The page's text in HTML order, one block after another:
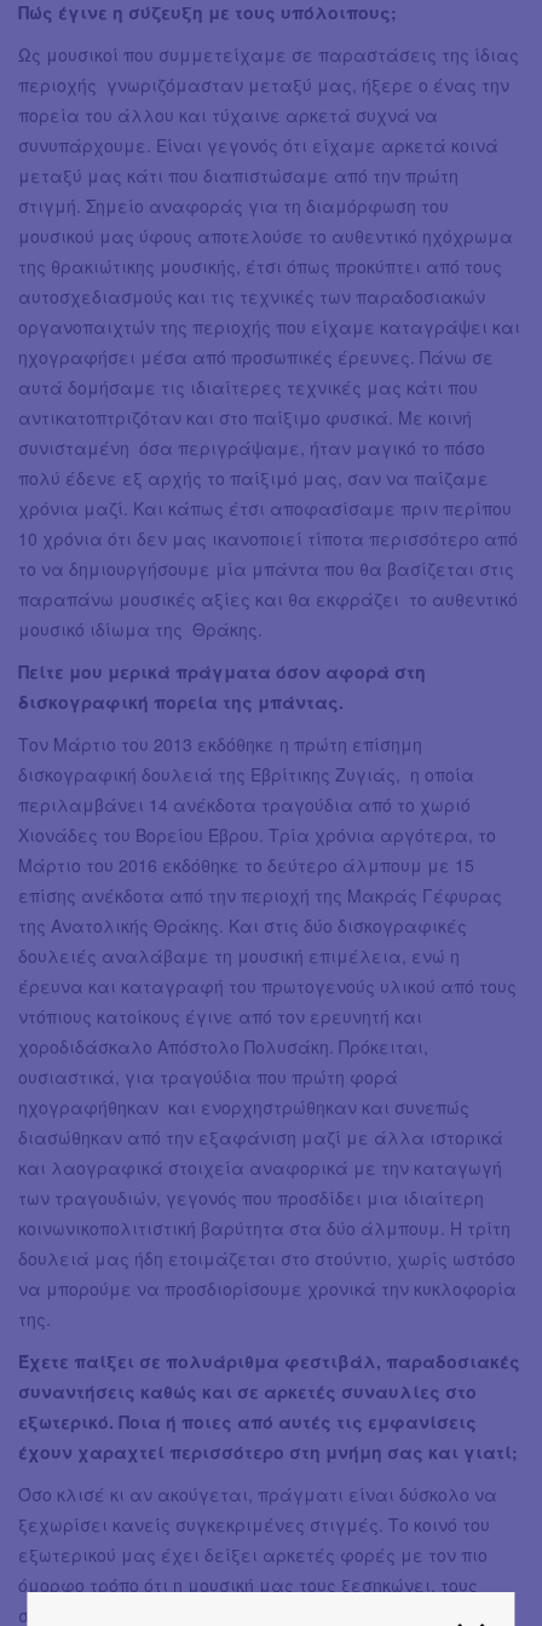
Πώς έγινε η σύζευξη με τους υπόλοιπους;
Ως μουσικοί που συμμετείχαμε σε παραστάσεις της ίδιας
περιοχής γνωριζόμασταν μεταξύ μας, ήξερε ο ένας την
πορεία του άλλου και τύχαινε αρκετά συχνά να
συνυπάρχουμε. Είναι γεγονός ότι είχαμε αρκετά κοινά
μεταξύ μας κάτι που διαπιστώσαμε από την πρώτη
στιγμή. Σημείο αναφοράς για τη διαμόρφωση του
μουσικού μας ύφους αποτελούσε το αυθεντικό ηχόχρωμα
της θρακιώτικης μουσικής, έτσι όπως προκύπτει από τους
αυτοσχεδιασμούς και τις τεχνικές των παραδοσιακών
οργανοπαιχτών της περιοχής που είχαμε καταγράψει και
ηχογραφήσει μέσα από προσωπικές έρευνες. Πάνω σε
αυτά δομήσαμε τις ιδιαίτερες τεχνικές μας κάτι που
αντικατοπτριζόταν και στο παίξιμο φυσικά. Με κοινή
συνισταμένη όσα περιγράψαμε, ήταν μαγικό το πόσο
πολύ έδενε εξ αρχής το παίξιμό μας, σαν να παίζαμε
χρόνια μαζί. Και κάπως έτσι αποφασίσαμε πριν περίπου
10 χρόνια ότι δεν μας ικανοποιεί τίποτα περισσότερο από
το να δημιουργήσουμε μία μπάντα που θα βασίζεται στις
παραπάνω μουσικές αξίες και θα εκφράζει το αυθεντικό
μουσικό ιδίωμα της Θράκης.
Πείτε μου μερικά πράγματα όσον αφορά στη
δισκογραφική πορεία της μπάντας.
Τον Μάρτιο του 2013 εκδόθηκε η πρώτη επίσημη
δισκογραφική δουλειά της Εβρίτικης Ζυγιάς, η οποία
περιλαμβάνει 14 ανέκδοτα τραγούδια από το χωριό
Χιονάδες του Βορείου Έβρου. Τρία χρόνια αργότερα, το
Μάρτιο του 2016 εκδόθηκε το δεύτερο άλμπουμ με 15
επίσης ανέκδοτα από την περιοχή της Μακράς Γέφυρας
της Ανατολικής Θράκης. Και στις δύο δισκογραφικές
δουλειές αναλάβαμε τη μουσική επιμέλεια, ενώ η
έρευνα και καταγραφή του πρωτογενούς υλικού από τους
ντόπιους κατοίκους έγινε από τον ερευνητή και
χοροδιδάσκαλο Απόστολο Πολυσάκη. Πρόκειται,
ουσιαστικά, για τραγούδια που πρώτη φορά
ηχογραφήθηκαν και ενορχηστρώθηκαν και συνεπώς
διασώθηκαν από την εξαφάνιση μαζί με άλλα ιστορικά
και λαογραφικά στοιχεία αναφορικά με την καταγωγή
των τραγουδιών, γεγονός που προσδίδει μια ιδιαίτερη
κοινωνικοπολιτιστική βαρύτητα στα δύο άλμπουμ. Η τρίτη
δουλειά μας ήδη ετοιμάζεται στο στούντιο, χωρίς ωστόσο
να μπορούμε να προσδιορίσουμε χρονικά την κυκλοφορία
της.
Έχετε παίξει σε πολυάριθμα φεστιβάλ, παραδοσιακές
συναντήσεις καθώς και σε αρκετές συναυλίες στο
εξωτερικό. Ποια ή ποιες από αυτές τις εμφανίσεις
έχουν χαραχτεί περισσότερο στη μνήμη σας και γιατί;
Όσο κλισέ κι αν ακούγεται, πράγματι είναι δύσκολο να
ξεχωρίσει κανείς συγκεκριμένες στιγμές. Το κοινό του
εξωτερικού μας έχει δείξει αρκετές φορές με τον πιο
όμορφο τρόπο ότι η μουσική μας τους ξεσηκώνει, τους
συναρπάζει και συγκεκριμένα στους ομογενείς τους